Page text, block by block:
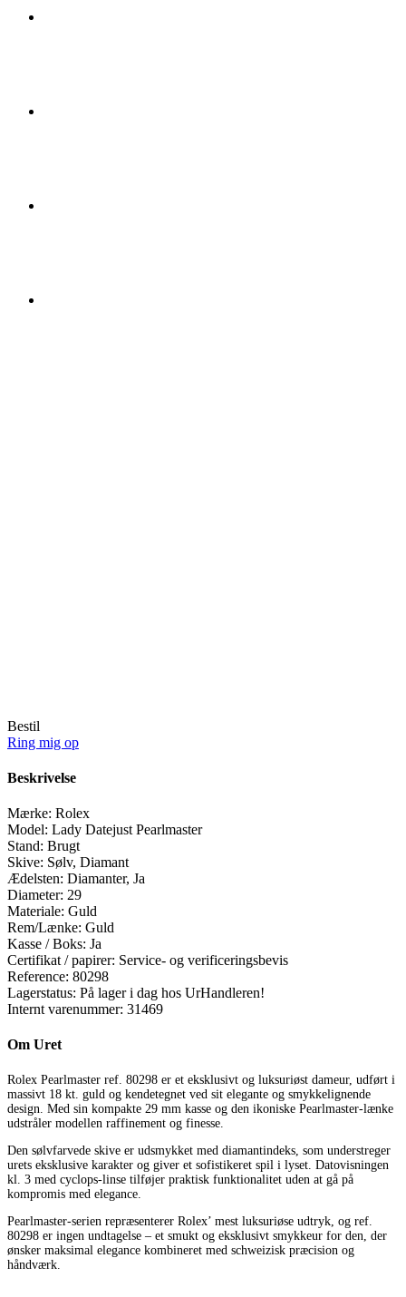
Bestil
Ring mig op
Beskrivelse
Mærke: Rolex
Model: Lady Datejust Pearlmaster
Stand: Brugt
Skive: Sølv, Diamant
Ædelsten: Diamanter, Ja
Diameter: 29
Materiale: Guld
Rem/Lænke: Guld
Kasse / Boks: Ja
Certifikat / papirer: Service- og verificeringsbevis
Reference: 80298
Lagerstatus: På lager i dag hos UrHandleren!
Internt varenummer: 31469
Om Uret
Rolex Pearlmaster ref. 80298 er et eksklusivt og luksuriøst dameur, udført i
massivt 18 kt. guld og kendetegnet ved sit elegante og smykkelignende
design. Med sin kompakte 29 mm kasse og den ikoniske Pearlmaster-lænke
udstråler modellen raffinement og finesse.
Den sølvfarvede skive er udsmykket med diamantindeks, som understreger
urets eksklusive karakter og giver et sofistikeret spil i lyset. Datovisningen
kl. 3 med cyclops-linse tilføjer praktisk funktionalitet uden at gå på
kompromis med elegance.
Pearlmaster-serien repræsenterer Rolex’ mest luksuriøse udtryk, og ref.
80298 er ingen undtagelse – et smukt og eksklusivt smykkeur for den, der
ønsker maksimal elegance kombineret med schweizisk præcision og
håndværk.